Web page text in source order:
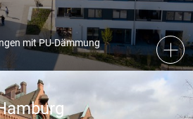
mit PU-Dämmung